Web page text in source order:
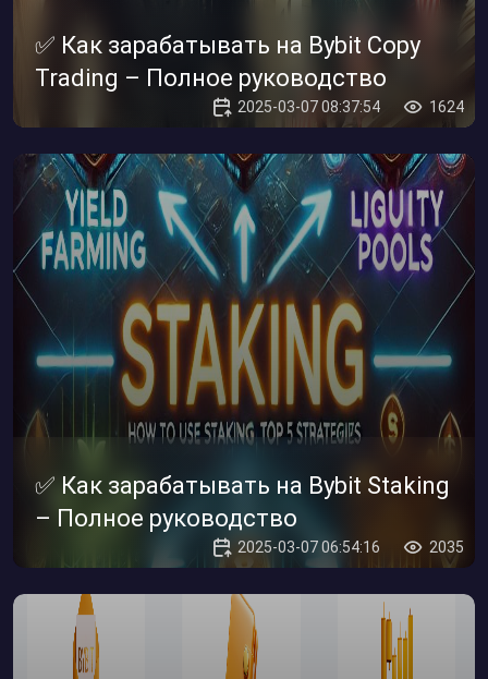
✅ Как зарабатывать на Bybit Copy
Trading – Полное руководство
2025-03-07 08:37:54 1624
✅ Как зарабатывать на Bybit Staking
– Полное руководство
2025-03-07 06:54:16 2035